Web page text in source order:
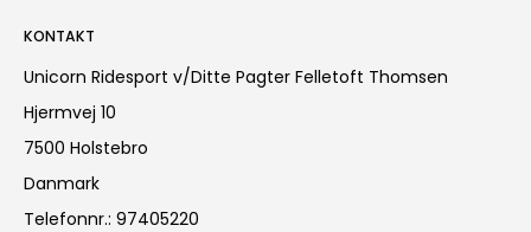
KONTAKT
Unicorn Ridesport v/Ditte Pagter Felletoft Thomsen
Hjermvej 10
7500 Holstebro
Danmark
Telefonnr.: 97405220